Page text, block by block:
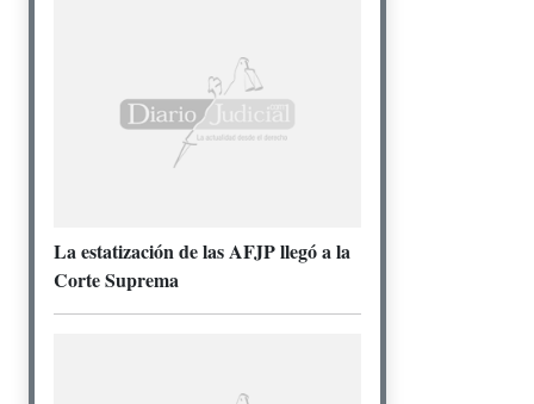
La estatización de las AFJP llegó a la
Corte Suprema